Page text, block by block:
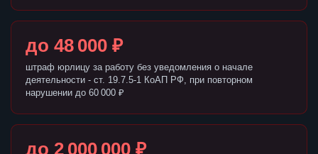
до 48 000 ₽
штраф юрлицу за работу без уведомления о начале
деятельности - ст. 19.7.5-1 КоАП РФ, при повторном
нарушении до 60 000 ₽
до 2 000 000 ₽